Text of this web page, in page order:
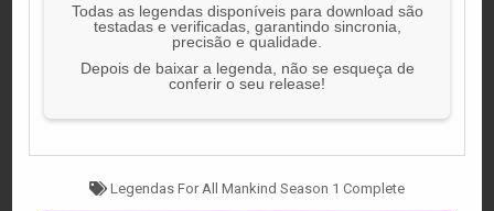
Todas as legendas disponíveis para download são
testadas e verificadas, garantindo sincronia,
precisão e qualidade.
Depois de baixar a legenda, não se esqueça de
conferir o seu release!
Tagged
Legendas For All Mankind Season 1 Complete